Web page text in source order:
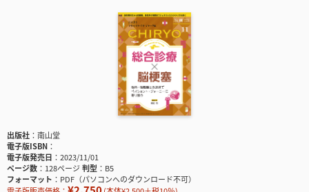
出版社
南山堂
電子版ISBN
電子版発売日
2023/11/01
ページ数
128ページ判型
B5
フォーマット
PDF（パソコンへのダウンロード不可）